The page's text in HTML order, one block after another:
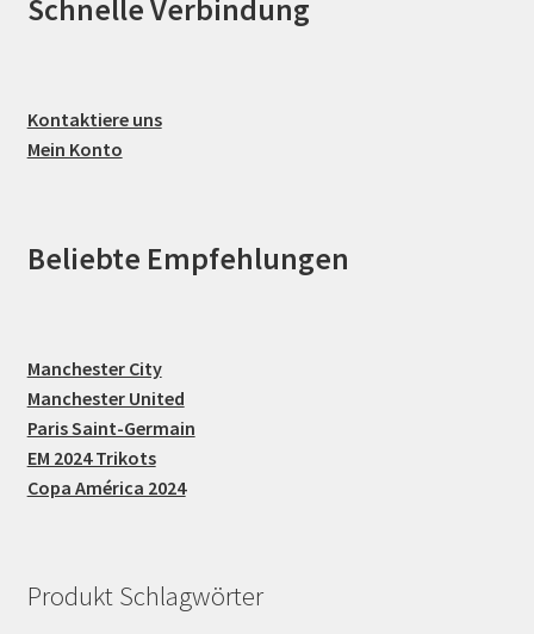
Schnelle Verbindung
Kontaktiere uns
Mein Konto
Beliebte Empfehlungen
Manchester City
Manchester United
Paris Saint-Germain
EM 2024 Trikots
Copa América 2024
Produkt Schlagwörter